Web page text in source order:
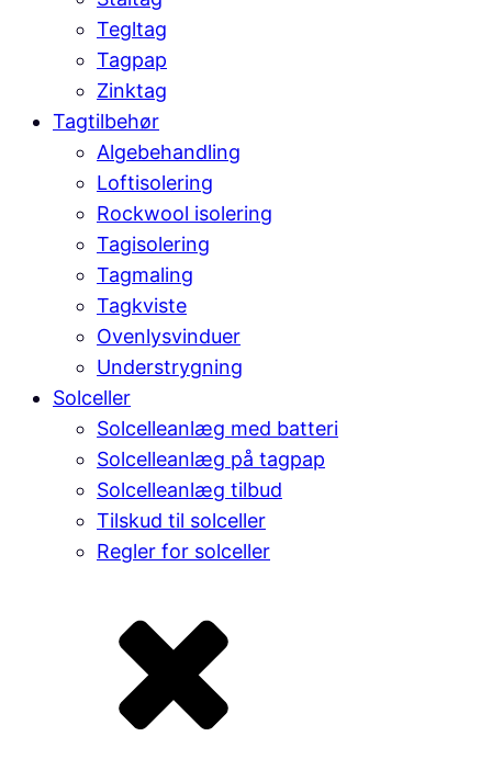
Tegltag
Tagpap
Zinktag
Tagtilbehør
Algebehandling
Loftisolering
Rockwool isolering
Tagisolering
Tagmaling
Tagkviste
Ovenlysvinduer
Understrygning
Solceller
Solcelleanlæg med batteri
Solcelleanlæg på tagpap
Solcelleanlæg tilbud
Tilskud til solceller
Regler for solceller